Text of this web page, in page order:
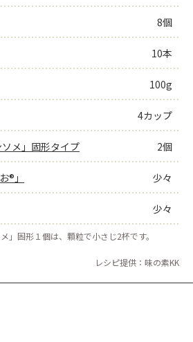
8個
10本
100g
4カップ
ソメ」固形タイプ 2個
®」 少々
少々
メ」固形１個は、顆粒で小さじ2杯です。
レシピ提供：味の素KK